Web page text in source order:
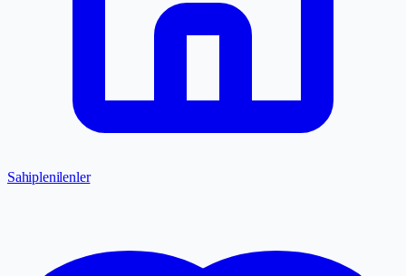
Sahiplenilenler